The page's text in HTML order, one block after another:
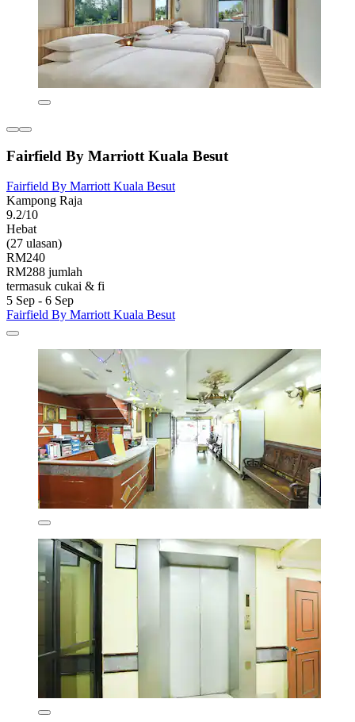
Fairfield By Marriott Kuala Besut
Fairfield By Marriott Kuala Besut
Kampong Raja
9.2/10
Hebat
(27 ulasan)
RM240
RM288 jumlah
termasuk cukai & fi
5 Sep - 6 Sep
Fairfield By Marriott Kuala Besut